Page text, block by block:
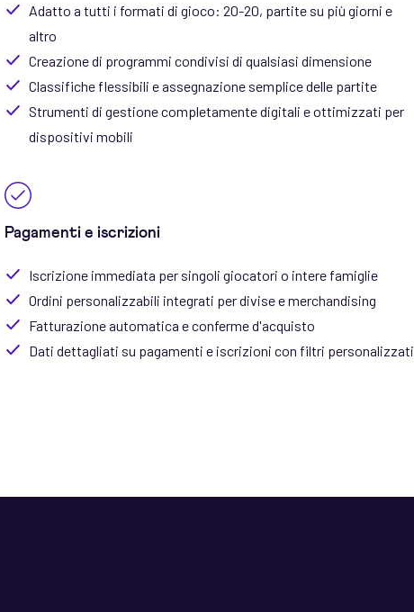
Adatto a tutti i formati di gioco: 20-20, partite su più giorni e
altro
Creazione di programmi condivisi di qualsiasi dimensione
Classifiche flessibili e assegnazione semplice delle partite
Strumenti di gestione completamente digitali e ottimizzati per
dispositivi mobili
Pagamenti e iscrizioni
Iscrizione immediata per singoli giocatori o intere famiglie
Ordini personalizzabili integrati per divise e merchandising
Fatturazione automatica e conferme d'acquisto
Dati dettagliati su pagamenti e iscrizioni con filtri personalizzati